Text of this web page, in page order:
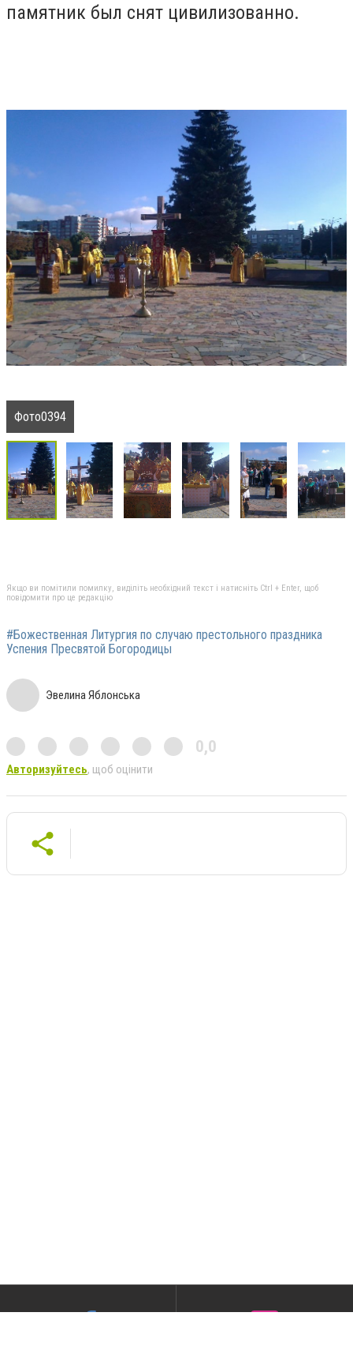
памятник был снят цивилизованно.
Фото0394
Якщо ви помітили помилку, виділіть необхідний текст і натисніть Ctrl + Enter, щоб
повідомити про це редакцію
#Божественная Литургия по случаю престольного праздника
Успения Пресвятой Богородицы
Эвелина Яблонська
0,0
Авторизуйтесь, щоб оцінити